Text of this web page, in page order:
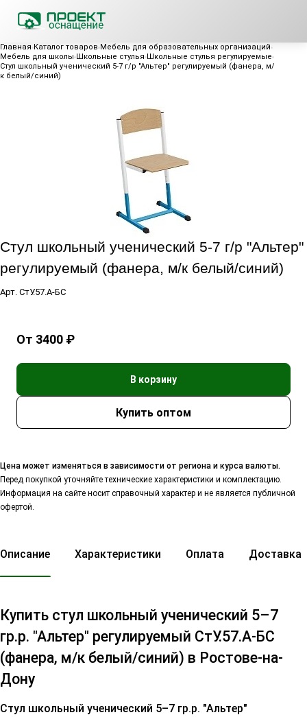
Главная Каталог товаров Мебель для образовательных организаций
Мебель для школы Школьные стулья Школьные стулья регулируемые
Стул школьный ученический 5-7 г/р "Альтер" регулируемый (фанера, м/
к белый/синий)
Стул школьный ученический 5-7 г/р "Альтер"
регулируемый (фанера, м/к белый/синий)
Арт. СтУ.57.А-БС
От 3400 ₽
В корзину
Цена может изменяться в зависимости от региона и курса валюты.
Перед покупкой уточняйте технические характеристики и комплектацию.
Информация на сайте носит справочный характер и не является публичной
офертой.
Описание Характеристики Оплата Доставка
Купить стул школьный ученический 5–7
гр.р. "Альтер" регулируемый СтУ.57.А-БС
(фанера, м/к белый/синий) в Ростове-на-
Дону
Стул школьный ученический 5–7 гр.р. "Альтер"